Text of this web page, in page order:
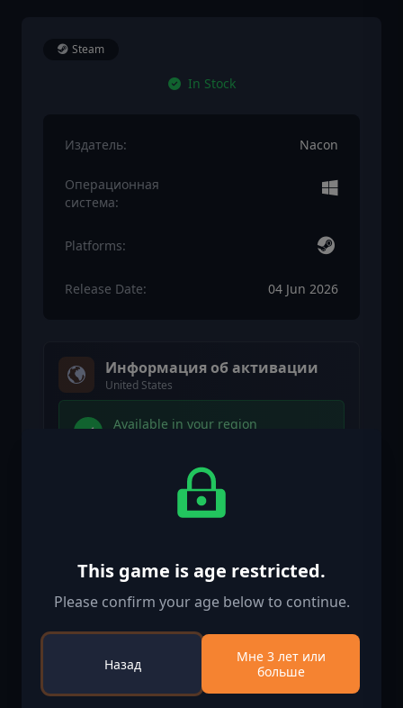
Steam
In Stock
Издатель: Nacon
Операционная
система:
Platforms:
Release Date: 04 Jun 2026
Информация об активации
United States
Available in your region
Suitable for ages 3 and above
Age verification confirmed
This game is age restricted.
Please confirm your age below to continue.
Назад
Мне 3 лет или
больше